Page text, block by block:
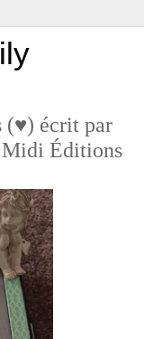
(♥) écrit par
Midi Éditions